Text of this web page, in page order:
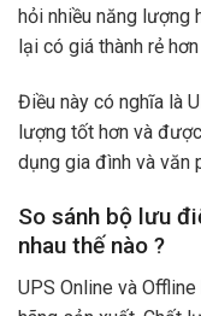
hỏi nhiều năng lượng
lại có giá thành rẻ
Điều này có nghĩa là
lượng tốt hơn và
dụng gia đình và văn
So sánh bộ lưu
nhau thế nào ?
UPS Online và